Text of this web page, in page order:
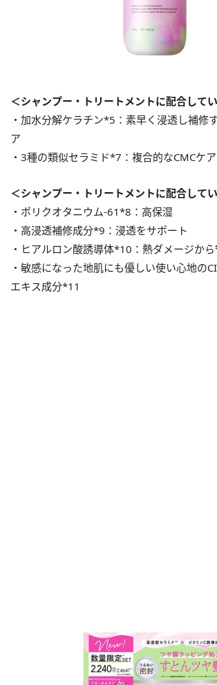
＜シャンプー・トリートメントに配合して
・加水分解ケラチン*5：素早く浸透し補修
ア
・3種の類似セラミド*7：複合的なCMCケア
＜シャンプー・トリートメントに配合して
・ポリクオタニウム-61*8：高保湿
・高浸透補修成分*9：浸透をサポート
・ヒアルロン酸誘導体*10：熱ダメージから
・敏感になった地肌にも優しい使い心地の
エキス成分*11